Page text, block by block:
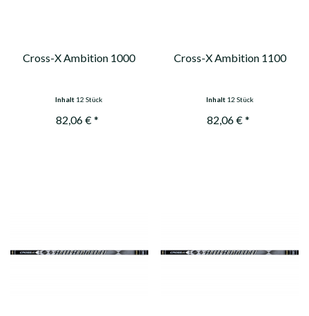
Cross-X Ambition 1000
Inhalt 12 Stück
82,06 € *
Cross-X Ambition 1100
Inhalt 12 Stück
82,06 € *